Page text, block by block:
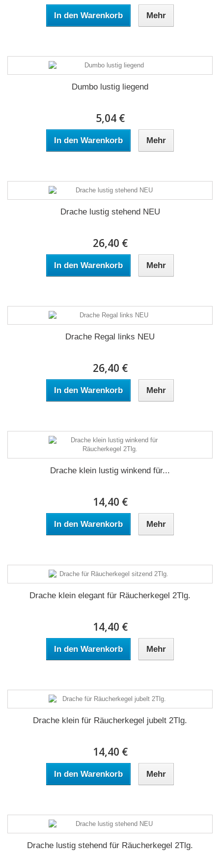
In den Warenkorb Mehr
Dumbo lustig liegend
5,04 €
In den Warenkorb Mehr
Drache lustig stehend NEU
26,40 €
In den Warenkorb Mehr
Drache Regal links NEU
26,40 €
In den Warenkorb Mehr
Drache klein lustig winkend für...
14,40 €
In den Warenkorb Mehr
Drache klein elegant für Räucherkegel 2Tlg.
14,40 €
In den Warenkorb Mehr
Drache klein für Räucherkegel jubelt 2Tlg.
14,40 €
In den Warenkorb Mehr
Drache lustig stehend für Räucherkegel 2Tlg.